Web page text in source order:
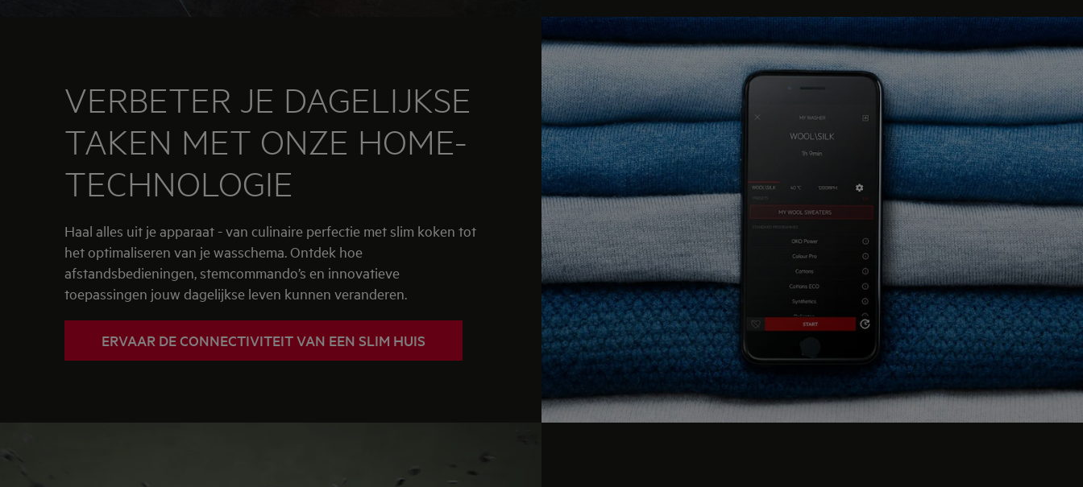
VERBETER JE DAGELIJKSE
TAKEN MET ONZE HOME-
TECHNOLOGIE
Haal alles uit je apparaat - van culinaire perfectie met slim koken tot
het optimaliseren van je wasschema. Ontdek hoe
afstandsbedieningen, stemcommando’s en innovatieve
toepassingen jouw dagelijkse leven kunnen veranderen.
ERVAAR DE CONNECTIVITEIT VAN EEN SLIM HUIS